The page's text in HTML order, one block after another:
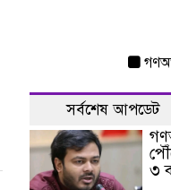
সর্বশেষ আপডেট
৩